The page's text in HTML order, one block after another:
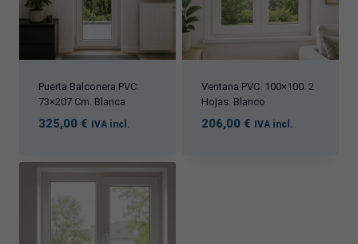
Puerta Balconera PVC.
73×207 Сm. Blanca
325,00 € IVA incl.
Ventana PVC. 100×100. 2
Hojas. Blanco
206,00 € IVA incl.